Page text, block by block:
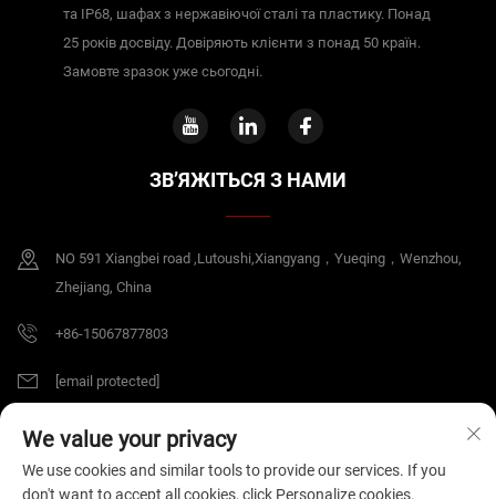
та IP68, шафах з нержавіючої сталі та пластику. Понад
25 років досвіду. Довіряють клієнти з понад 50 країн.
Замовте зразок уже сьогодні.
ЗВ’ЯЖІТЬСЯ З НАМИ
NO 591 Xiangbei road ,Lutoushi,Xiangyang，Yueqing，Wenzhou,
Zhejiang, China
+86-15067877803
[email protected]
© Авторське право 2026 China Zhejiang B&J Electrical Co.,Ltd. Всі права
захищені. Політика конфіденційності
We value your privacy
We use cookies and similar tools to provide our services. If you
don't want to accept all cookies, click Personalize cookies.